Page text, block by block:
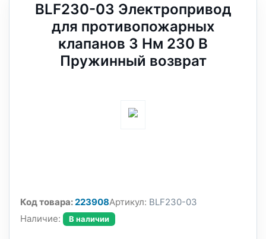
BLF230-03 Электропривод
для противопожарных
клапанов 3 Нм 230 В
Пружинный возврат
Код товара:223908Артикул: BLF230-03
Наличие:
В наличии